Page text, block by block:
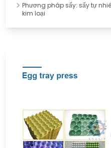
Phương pháp sấy: sấy tự
kim loại